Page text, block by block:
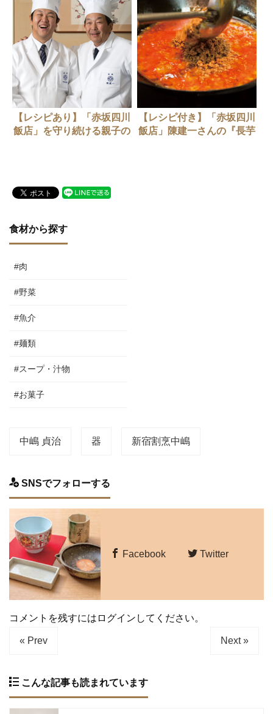
【レシピあり】「赤坂四川
飯店」を守り続ける親子の
【レシピ付き】「赤坂四川
飯店」陳建一さんの『長芋
食材から探す
#肉
#野菜
#魚介
#麺類
#スープ・汁物
#お菓子
中嶋 貞治 器 新宿割烹中嶋
SNSでフォローする
Facebook Twitter
コメントを残すにはログインしてください。
« Prev Next »
こんな記事も読まれています